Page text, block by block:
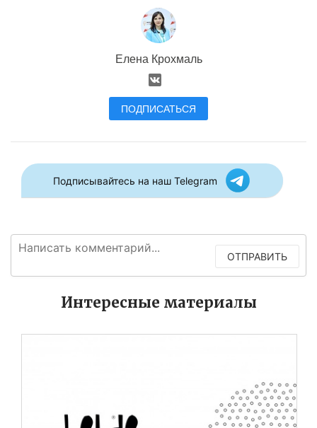
Елена Крохмаль
ПОДПИСАТЬСЯ
Подписывайтесь на наш Telegram
ОТПРАВИТЬ
Интересные материалы